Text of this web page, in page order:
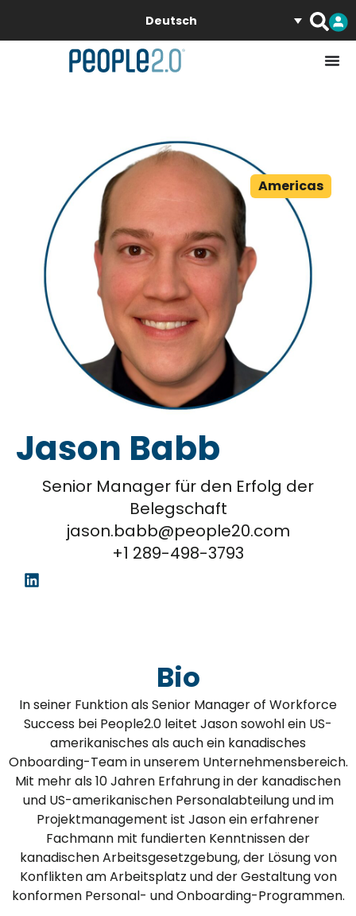
Deutsch
Americas
Jason Babb
Senior Manager für den Erfolg der
Belegschaft
jason.babb@people20.com
+1 289-498-3793
Bio
In seiner Funktion als Senior Manager of Workforce
Success bei People2.0 leitet Jason sowohl ein US-
amerikanisches als auch ein kanadisches
Onboarding-Team in unserem Unternehmensbereich.
Mit mehr als 10 Jahren Erfahrung in der kanadischen
und US-amerikanischen Personalabteilung und im
Projektmanagement ist Jason ein erfahrener
Fachmann mit fundierten Kenntnissen der
kanadischen Arbeitsgesetzgebung, der Lösung von
Konflikten am Arbeitsplatz und der Gestaltung von
konformen Personal- und Onboarding-Programmen.